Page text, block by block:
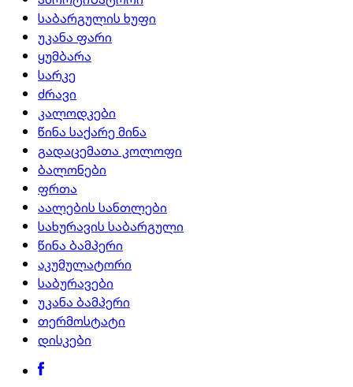
საბარგულის ხუფი
უკანა ფარი
ყუმბარა
სარკე
ძრავი
კალოდკები
წინა საქარე მინა
გადაცემათა კოლოფი
ბალონები
ფრთა
აალების სანთლები
სახურავის საბარგული
წინა ბამპერი
აკუმულატორი
საბურავები
უკანა ბამპერი
თერმოსტატი
დისკები